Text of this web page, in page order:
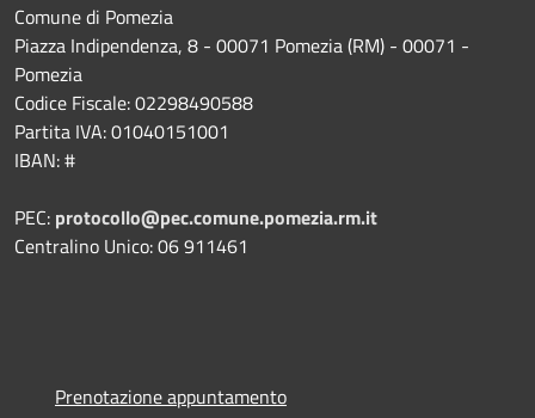
Comune di Pomezia
Piazza Indipendenza, 8 - 00071 Pomezia (RM) - 00071 -
Pomezia
Codice Fiscale: 02298490588
Partita IVA: 01040151001
IBAN: #
PEC: protocollo@pec.comune.pomezia.rm.it
Centralino Unico: 06 911461
Prenotazione appuntamento